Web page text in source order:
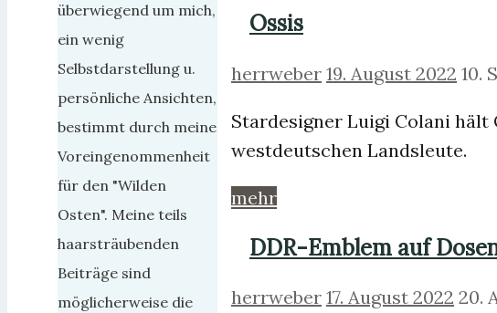
Ossis
herrweber 19. August 2022 10.
Stardesigner Luigi Colani
westdeutschen Landsleute.
mehr
DDR-Emblem auf
herrweber 17. August 2022 20.
überwiegend um mich,
ein wenig
Selbstdarstellung u.
persönliche Ansichten,
bestimmt durch meine
Voreingenommenheit
für den "Wilden
Osten". Meine teils
haarsträubenden
Beiträge sind
möglicherweise die